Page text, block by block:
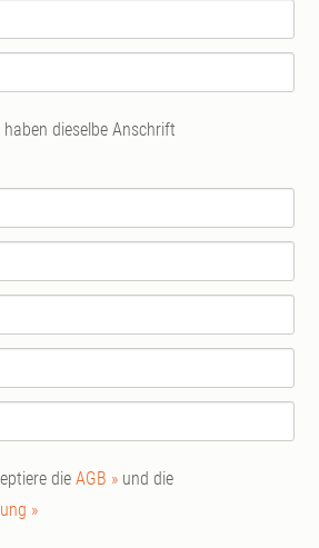
dieselbe Anschrift
dieAGB » und die
»